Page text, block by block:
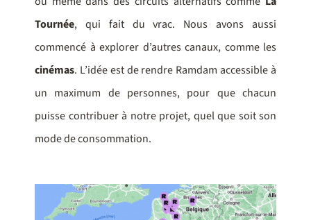
Tournée, qui fait du vrac. Nous avons aussi
commencé à explorer d’autres canaux, comme les
cinémas. L’idée est de rendre Ramdam accessible à
un maximum de personnes, pour que chacun
puisse contribuer à notre projet, quel que soit son
mode de consommation.